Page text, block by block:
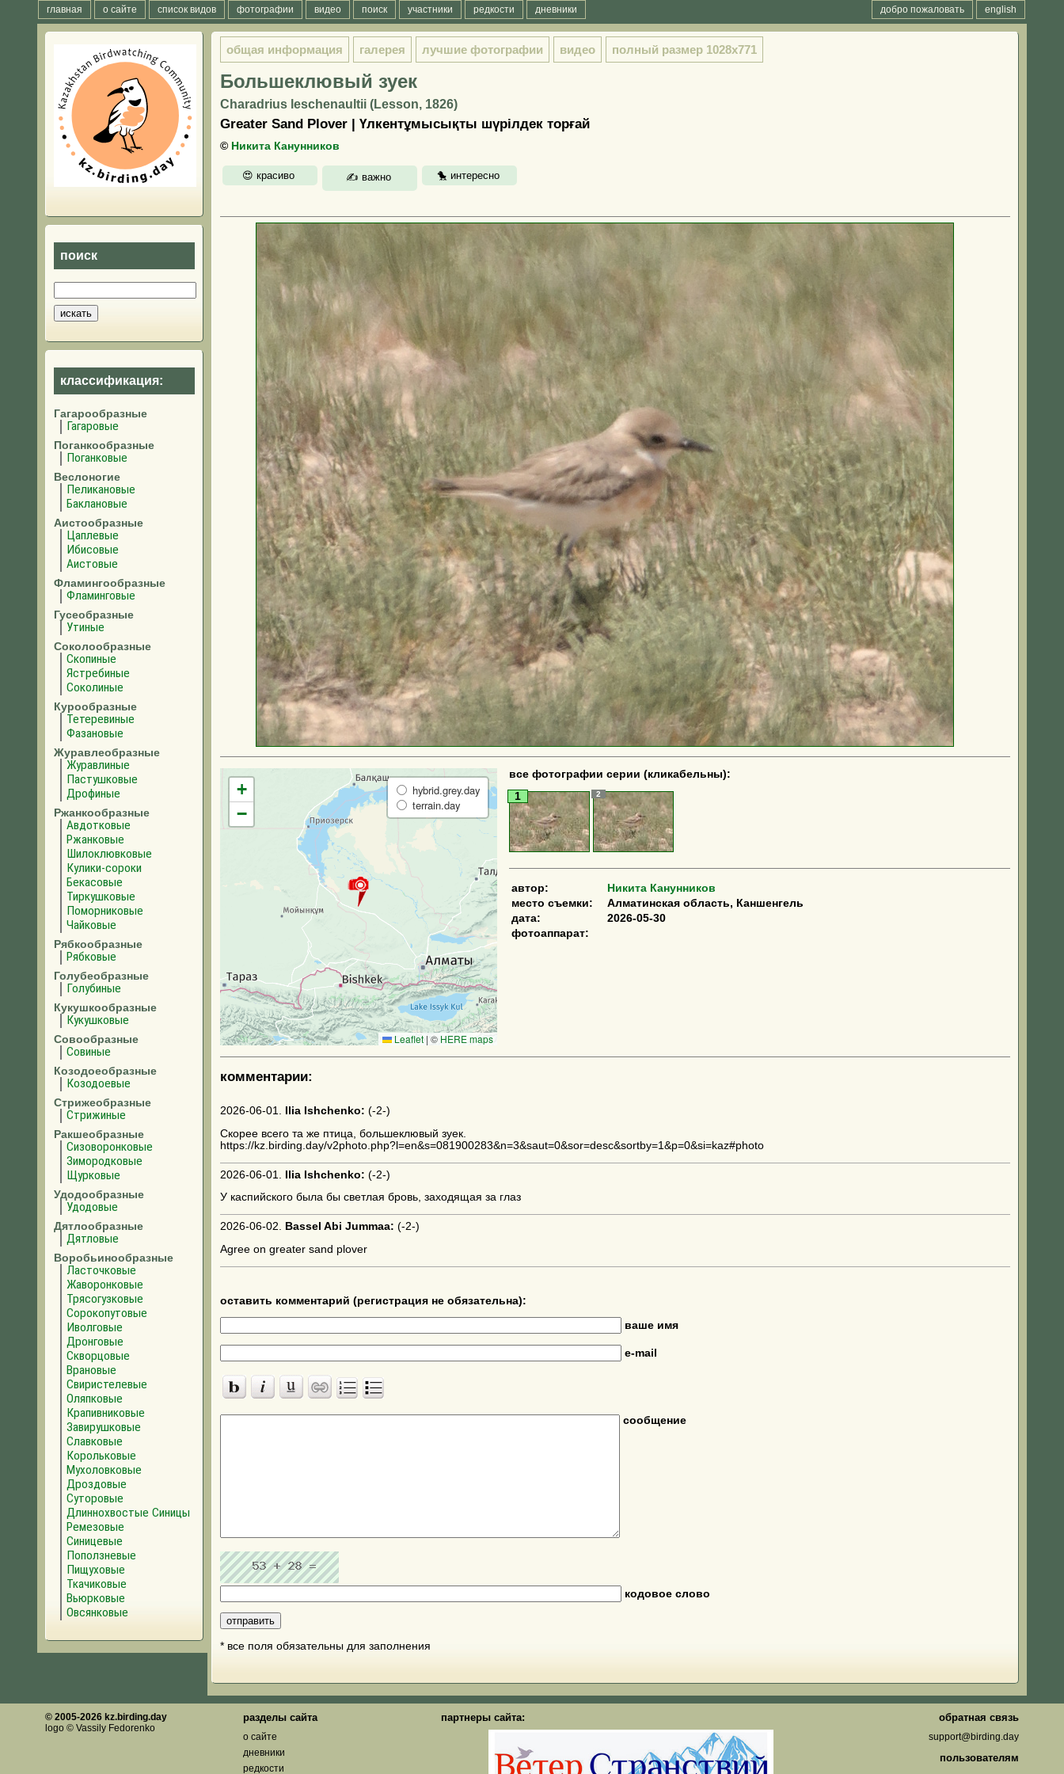
главная о сайте список видов фотографии видео поиск участники редкости дневники english
добро пожаловать
поиск
классификация:
Гагарообразные
Гагаровые
Поганкообразные
Поганковые
Веслоногие
Пеликановые
Баклановые
Аистообразные
Цаплевые
Ибисовые
Аистовые
Фламингообразные
Фламинговые
Гусеобразные
Утиные
Соколообразные
Скопиные
Ястребиные
Соколиные
Курообразные
Тетеревиные
Фазановые
Журавлеобразные
Журавлиные
Пастушковые
Дрофиные
Ржанкообразные
Авдотковые
Ржанковые
Шилоклювковые
Кулики-сороки
Бекасовые
Тиркушковые
Поморниковые
Чайковые
Рябкообразные
Рябковые
Голубеобразные
Голубиные
Кукушкообразные
Кукушковые
Совообразные
Совиные
Козодоеобразные
Козодоевые
Стрижеобразные
Стрижиные
Ракшеобразные
Сизоворонковые
Зимородковые
Щурковые
Удодообразные
Удодовые
Дятлообразные
Дятловые
Воробьинообразные
Ласточковые
Жаворонковые
Трясогузковые
Сорокопутовые
Иволговые
Дронговые
Скворцовые
Врановые
Свиристелевые
Оляпковые
Крапивниковые
Завирушковые
Славковые
Корольковые
Мухоловковые
Дроздовые
Суторовые
Длиннохвостые Синицы
Ремезовые
Синицевые
Поползневые
Пищуховые
Ткачиковые
Вьюрковые
Овсянковые
общая информация галерея лучшие фотографии видео полный размер 1028x771
Большеклювый зуек
Charadrius leschenaultii (Lesson, 1826)
Greater Sand Plover | Үлкентұмысықты шүрілдек торғай
© Никита Канунников
+
−
hybrid.grey.day
terrain.day
Leaflet | © HERE maps
все фотографии серии (кликабельны):
1
2
автор:
Никита Канунников
место съемки:
Алматинская область, Каншенгель
дата:
2026-05-30
фотоаппарат:
комментарии:
2026-06-01. Ilia Ishchenko: (-2-)
Скорее всего та же птица, большеклювый зуек.
https://kz.birding.day/v2photo.php?l=en&s=081900283&n=3&saut=0&sor=desc&sortby=1&p=0&si=kaz#photo
2026-06-01. Ilia Ishchenko: (-2-)
У каспийского была бы светлая бровь, заходящая за глаз
2026-06-02. Bassel Abi Jummaa: (-2-)
Agree on greater sand plover
оставить комментарий (регистрация не обязательна):
ваше имя
e-mail
сообщение
кодовое слово
* все поля обязательны для заполнения
© 2005-2026 kz.birding.day
logo © Vassily Fedorenko
разделы сайта
о сайте
дневники
редкости
партнеры сайта: обратная связь
support@birding.day
пользователям